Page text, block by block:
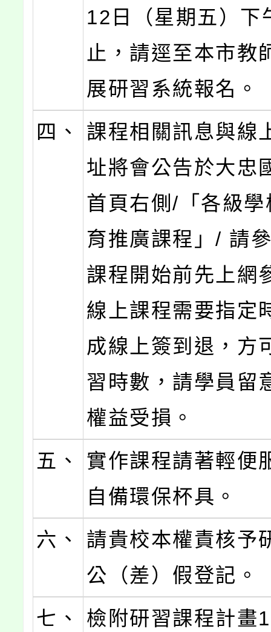
12日（星期五）下
止，請逕至本市教
展研習系統報名。
四、
課程相關訊息與線
址將會公告於大忠
首頁右側/「各級
育推廣課程」/ 請
課程開始前先上網
線上課程需要指定
成線上簽到退，方
習時數，請學員留
權益受損。
五、
實作課程請著輕便
自備環保杯具。
六、
請貴校本權責核予
公（差）假登記。
七、
檢附研習課程計畫